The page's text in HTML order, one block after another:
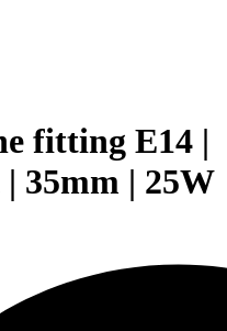
fitting E14 |
35mm | 25W